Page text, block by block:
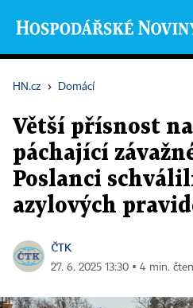
HN.cz › Domácí
Větší přísnost
páchající
Poslanci
azylových
ČTK
27. 6. 2025 13:30 ▪ 4 min.